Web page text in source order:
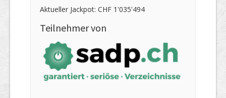
Aktueller Jackpot: CHF 1'035'494
Teilnehmer von